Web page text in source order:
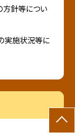
針等につい
実施状況等に